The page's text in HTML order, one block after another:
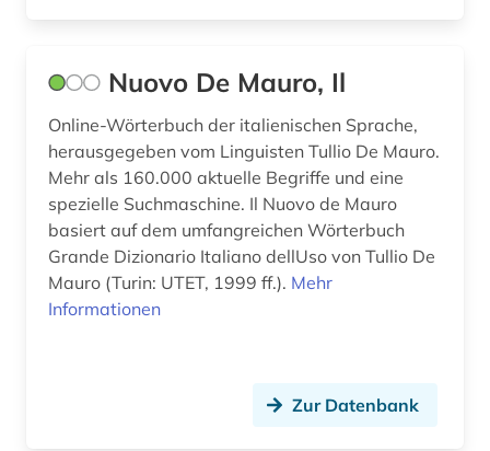
sprache (1)
synonym (1)
technik (1)
thailändisch (1)
tourismus (1)
Nuovo De Mauro, Il
Online-Wörterbuch der italienischen Sprache,
herausgegeben vom Linguisten Tullio De Mauro.
Mehr als 160.000 aktuelle Begriffe und eine
spezielle Suchmaschine. Il Nuovo de Mauro
basiert auf dem umfangreichen Wörterbuch
Grande Dizionario Italiano dellUso von Tullio De
Mauro (Turin: UTET, 1999 ff.). Mehr
Informationen
Zur Datenbank